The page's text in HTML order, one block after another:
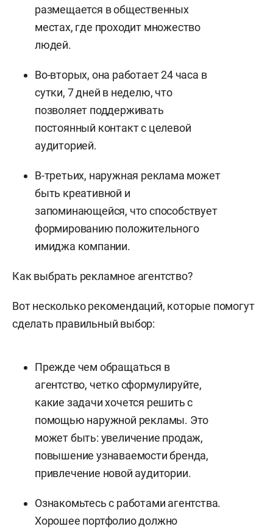
размещается в общественных
местах, где проходит множество
людей.
Во-вторых, она работает 24 часа в
сутки, 7 дней в неделю, что
позволяет поддерживать
постоянный контакт с целевой
аудиторией.
В-третьих, наружная реклама может
быть креативной и
запоминающейся, что способствует
формированию положительного
имиджа компании.
Как выбрать рекламное агентство?
Вот несколько рекомендаций, которые помогут
сделать правильный выбор:
Прежде чем обращаться в
агентство, четко сформулируйте,
какие задачи хочется решить с
помощью наружной рекламы. Это
может быть: увеличение продаж,
повышение узнаваемости бренда,
привлечение новой аудитории.
Ознакомьтесь с работами агентства.
Хорошее портфолио должно